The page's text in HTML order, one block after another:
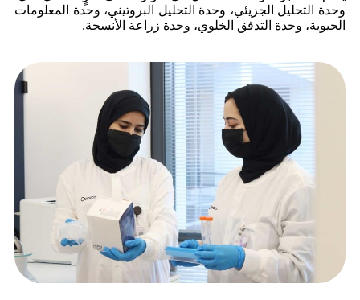
وحدة التحليل الجزيئي، وحدة التحليل البروتيني، وحدة المعلومات
الحيوية، وحدة التدفق الخلوي، وحدة زراعة الأنسجة.